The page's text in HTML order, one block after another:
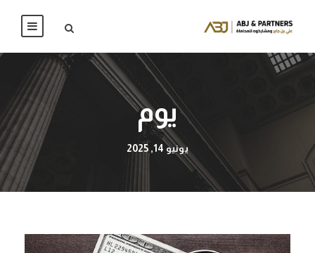
يوم
يونيو 14, 2025